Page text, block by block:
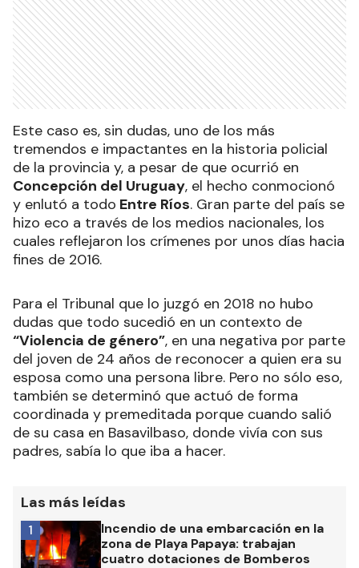
Este caso es, sin dudas, uno de los más
tremendos e impactantes en la historia policial
de la provincia y, a pesar de que ocurrió en
Concepción del Uruguay, el hecho conmocionó
y enlutó a todo Entre Ríos. Gran parte del país se
hizo eco a través de los medios nacionales, los
cuales reflejaron los crímenes por unos días hacia
fines de 2016.
Para el Tribunal que lo juzgó en 2018 no hubo
dudas que todo sucedió en un contexto de
“Violencia de género”, en una negativa por parte
del joven de 24 años de reconocer a quien era su
esposa como una persona libre. Pero no sólo eso,
también se determinó que actuó de forma
coordinada y premeditada porque cuando salió
de su casa en Basavilbaso, donde vivía con sus
padres, sabía lo que iba a hacer.
Las más leídas
Incendio de una embarcación en la
zona de Playa Papaya: trabajan
cuatro dotaciones de Bomberos
1